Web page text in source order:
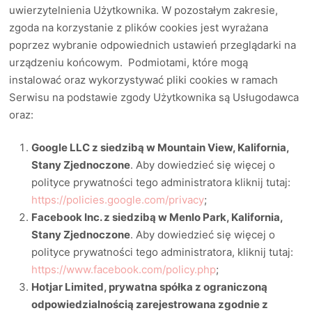
uwierzytelnienia Użytkownika. W pozostałym zakresie,
zgoda na korzystanie z plików cookies jest wyrażana
poprzez wybranie odpowiednich ustawień przeglądarki na
urządzeniu końcowym. Podmiotami, które mogą
instalować oraz wykorzystywać pliki cookies w ramach
Serwisu na podstawie zgody Użytkownika są Usługodawca
oraz:
Google LLC z siedzibą w Mountain View, Kalifornia,
Stany Zjednoczone. Aby dowiedzieć się więcej o
polityce prywatności tego administratora kliknij tutaj:
https://policies.google.com/privacy;
Facebook Inc. z siedzibą w Menlo Park, Kalifornia,
Stany Zjednoczone. Aby dowiedzieć się więcej o
polityce prywatności tego administratora, kliknij tutaj:
https://www.facebook.com/policy.php;
Hotjar Limited, prywatna spółka z ograniczoną
odpowiedzialnością zarejestrowana zgodnie z